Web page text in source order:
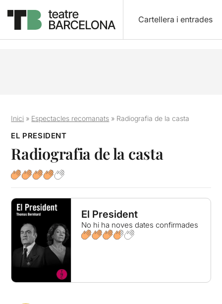
Cartellera i entrades
Inici » Espectacles recomanats » Radiografia de la casta
EL PRESIDENT
Radiografia de la casta
El President
No hi ha noves dates confirmades